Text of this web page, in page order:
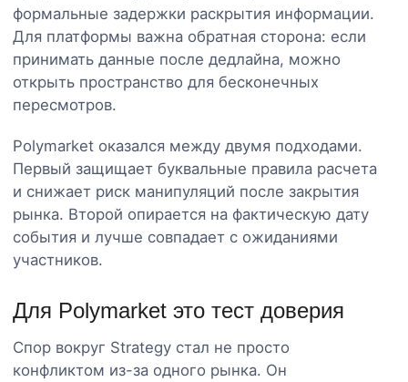
формальные задержки раскрытия информации.
Для платформы важна обратная сторона: если
принимать данные после дедлайна, можно
открыть пространство для бесконечных
пересмотров.
Polymarket оказался между двумя подходами.
Первый защищает буквальные правила расчета
и снижает риск манипуляций после закрытия
рынка. Второй опирается на фактическую дату
события и лучше совпадает с ожиданиями
участников.
Для Polymarket это тест доверия
Спор вокруг Strategy стал не просто
конфликтом из-за одного рынка. Он